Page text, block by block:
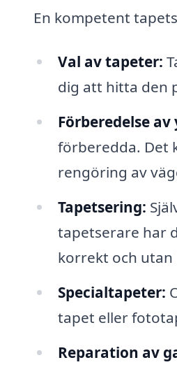
En kompetent
Val av tapeter:
dig att hitta den
Förberedelse av
förberedda. Det
rengöring av
Tapetsering:
tapetserare har
korrekt och
Specialtapeter:
tapet eller
Reparation av